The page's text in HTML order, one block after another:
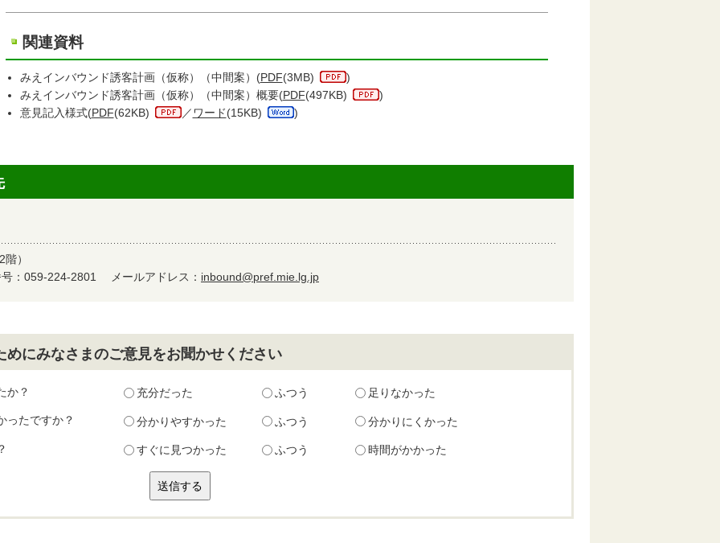
関連資料
みえインバウンド誘客計画（仮称）（中間案）(PDF(3MB)
)
みえインバウンド誘客計画（仮称）（中間案）概要(PDF(497KB)
)
意見記入様式(PDF(62KB) ／ ワード(15KB) )
）
号：059-224-2801 メールアドレス： inbound@pref.mie.lg.jp
めにみなさまのご意見をお聞かせください
か？ 充分だった ふつう 足りなかった
ったですか？ 分かりやすかった ふつう 分かりにくかった
すぐに見つかった ふつう 時間がかかった